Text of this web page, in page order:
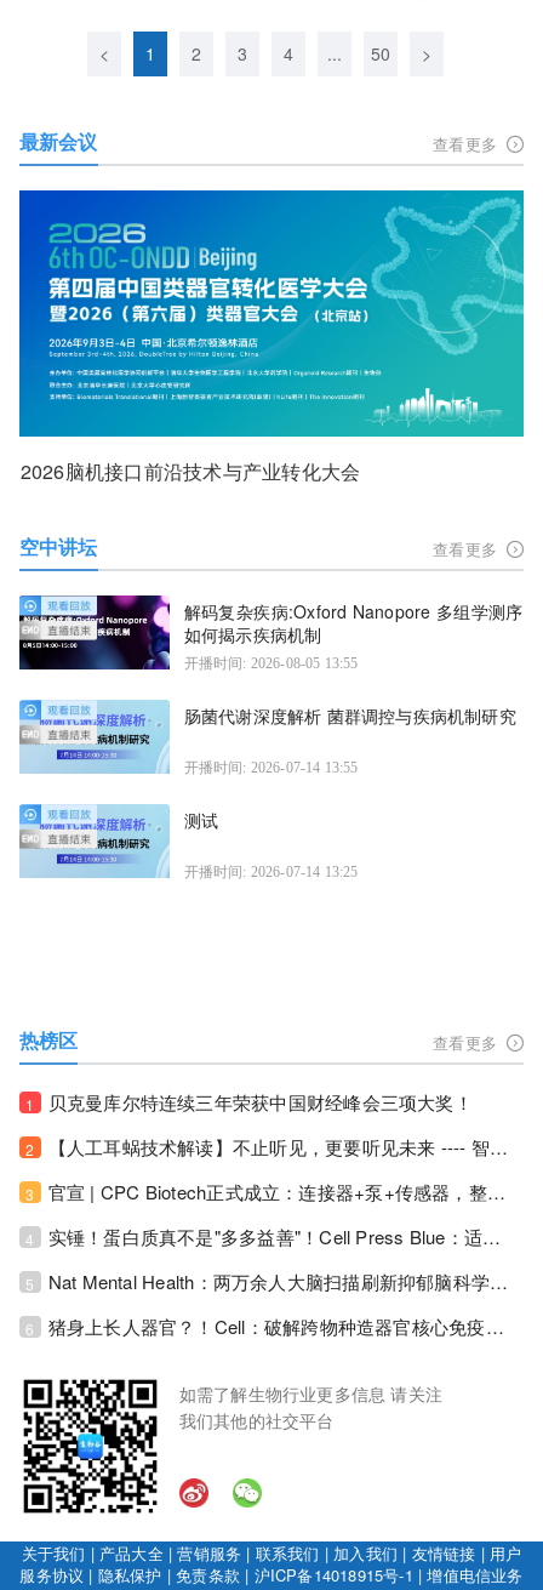
< 1 2 3 4 ... 50 >
最新会议 查看更多
2026脑机接口前沿技术与产业转化大会
空中讲坛 查看更多
解码复杂疾病:Oxford Nanopore 多组学测序
如何揭示疾病机制
开播时间: 2026-08-05 13:55
肠菌代谢深度解析 菌群调控与疾病机制研究
开播时间: 2026-07-14 13:55
测试
开播时间: 2026-07-14 13:25
热榜区 查看更多
1 贝克曼库尔特连续三年荣获中国财经峰会三项大奖！
2 【人工耳蜗技术解读】不止听见，更要听见未来 ---- 智能耳蜗，开启人工耳蜗技术新纪元！
3 官宣 | CPC Biotech正式成立：连接器+泵+传感器，整合生物制药流体管理解决方案！
4 实锤！蛋白质真不是"多多益善"！Cell Press Blue：适度限蛋白，反而拉长健康寿命！
5 Nat Mental Health：两万余人大脑扫描刷新抑郁脑科学认知！抑郁不只是情绪病，视觉、运动脑区同步受损！
6 猪身上长人器官？！Cell：破解跨物种造器官核心免疫关卡！全新异种吞噬机制打通人体器官培育赛道！
如需了解生物行业更多信息 请关注
我们其他的社交平台
关于我们 | 产品大全|营销服务 | 联系我们 | 加入我们 | 友情链接 | 用户
服务协议 | 隐私保护 |免责条款 | 沪ICP备14018915号-1 |增值电信业务